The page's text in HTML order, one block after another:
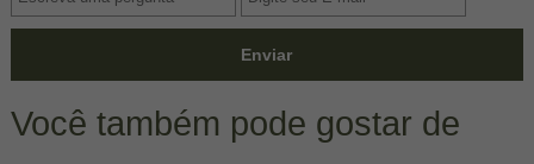
Enviar
Você também pode gostar de